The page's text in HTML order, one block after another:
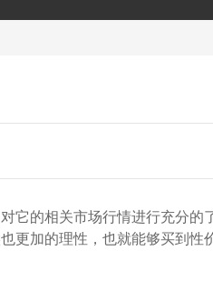
它的相关市场行情进行充分的
加的理性，也就能够买到性